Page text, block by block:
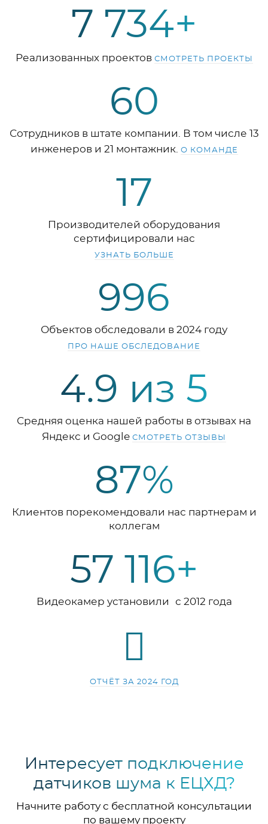
7 734+
Реализованных проектов СМОТРЕТЬ ПРОЕКТЫ
60
Сотрудников в штате компании. В том числе 13
инженеров и 21 монтажник.
О КОМАНДЕ
17
Производителей оборудования
сертифицировали нас
УЗНАТЬ БОЛЬШЕ
996
Объектов обследовали в 2024 году
ПРО НАШЕ ОБСЛЕДОВАНИЕ
4.9 из 5
Средняя оценка нашей работы в отзывах на
Яндекс и Google СМОТРЕТЬ ОТЗЫВЫ
87%
Клиентов порекомендовали нас партнерам и
коллегам
57 116+
Видеокамер установили с 2012 года
ОТЧЁТ ЗА 2024 ГОД
Интересует подключение
датчиков шума к ЕЦХД?
Начните работу с бесплатной консультации
по вашему проекту